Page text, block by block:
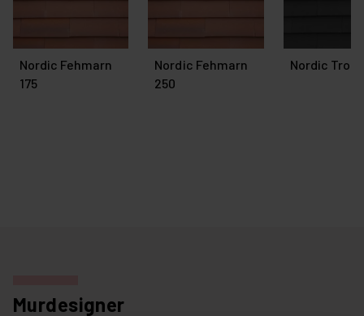
Nordic Fehmarn
175
Nordic Fehmarn
250
Nordic
Murdesigner